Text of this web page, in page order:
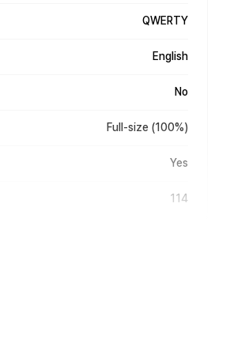
QWERTY
English
No
Full-size (100%)
Yes
114